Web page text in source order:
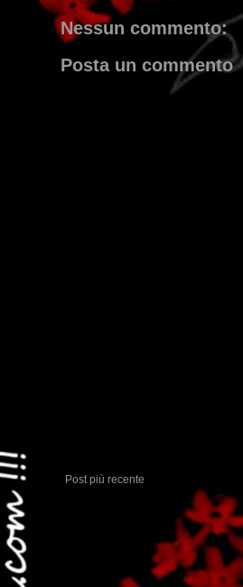
Nessun commento:
Posta un commento
Post più recente